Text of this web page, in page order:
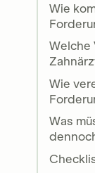
Wie
Welche
Wie
Was